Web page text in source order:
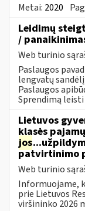
Metai: 2020
Leidimų
/
Web turinio
Paslaugos
lengvatų
Paslaugos
Sprendimą
Lietuvos
klasės
jos
patvirtinimo
Web turinio
Informuojame,
prie Lietuvos
viršininko 2026